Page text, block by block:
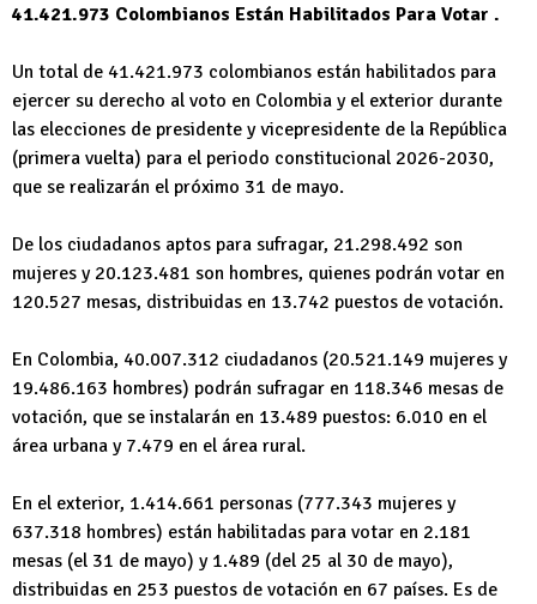
41.421.973 Colombianos Están Habilitados Para Votar .
Un total de 41.421.973 colombianos están habilitados para
ejercer su derecho al voto en Colombia y el exterior durante
las elecciones de presidente y vicepresidente de la República
(primera vuelta) para el periodo constitucional 2026-2030,
que se realizarán el próximo 31 de mayo.
De los ciudadanos aptos para sufragar, 21.298.492 son
mujeres y 20.123.481 son hombres, quienes podrán votar en
120.527 mesas, distribuidas en 13.742 puestos de votación.
En Colombia, 40.007.312 ciudadanos (20.521.149 mujeres y
19.486.163 hombres) podrán sufragar en 118.346 mesas de
votación, que se instalarán en 13.489 puestos: 6.010 en el
área urbana y 7.479 en el área rural.
En el exterior, 1.414.661 personas (777.343 mujeres y
637.318 hombres) están habilitadas para votar en 2.181
mesas (el 31 de mayo) y 1.489 (del 25 al 30 de mayo),
distribuidas en 253 puestos de votación en 67 países. Es de